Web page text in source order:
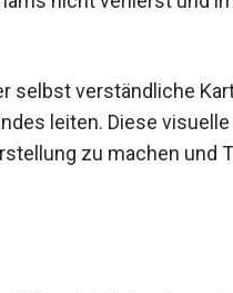
selbst verständliche
leiten. Diese
zu machen und